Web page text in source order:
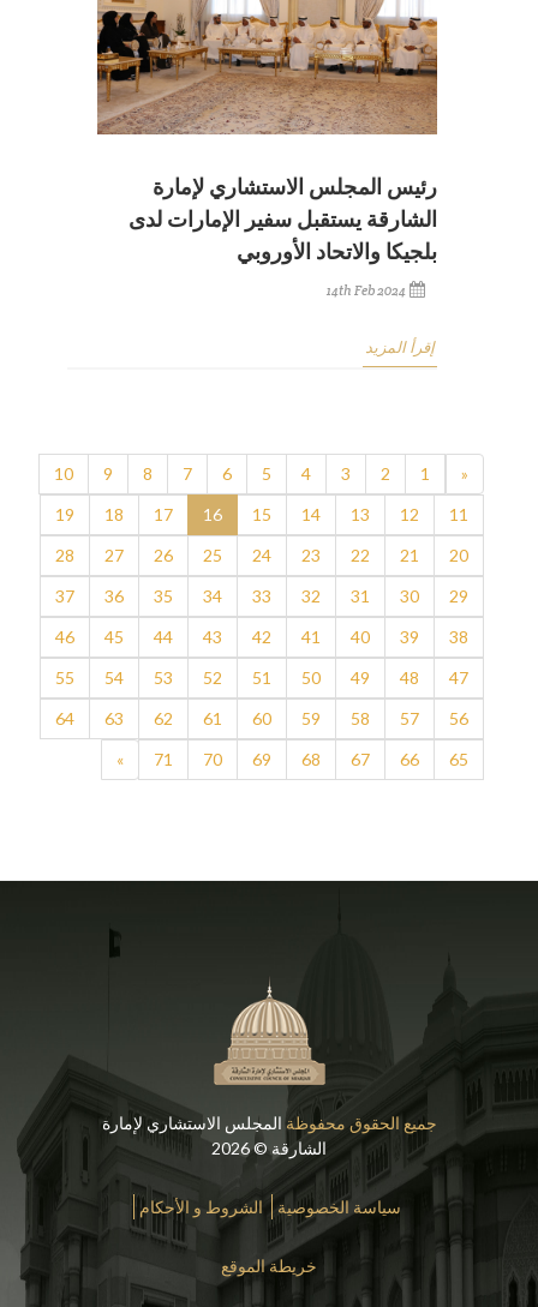
رئيس المجلس الاستشاري لإمارة
الشارقة يستقبل سفير الإمارات لدى
بلجيكا والاتحاد الأوروبي
14th Feb 2024
إقرأ المزيد
«
1
2
3
4
5
6
7
8
9
10
11
12
13
14
15
16
17
18
19
20
21
22
23
24
25
26
27
28
29
30
31
32
33
34
35
36
37
38
39
40
41
42
43
44
45
46
47
48
49
50
51
52
53
54
55
56
57
58
59
60
61
62
63
64
65
66
67
68
69
70
71
»
جميع الحقوق محفوظة المجلس الاستشاري لإمارة
الشارقة © 2026
سياسة الخصوصية الشروط و الأحكام
خريطة الموقع